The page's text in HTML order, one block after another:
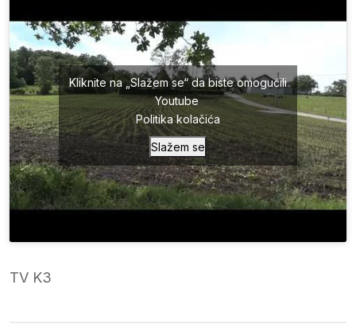
Kliknite na „Slažem se“ da biste omogućili
Youtube
Politika kolačića
Slažem se
TV K3